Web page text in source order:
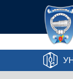
Перейти до основного